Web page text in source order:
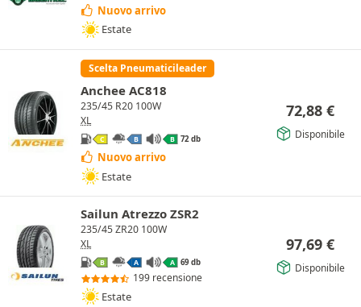
Nuovo arrivo
Estate
Scelta Pneumaticileader
Anchee AC818
235/45 R20 100W
XL
C B B 72 db
Nuovo arrivo
Estate
72,88 €
Disponibile
Sailun Atrezzo ZSR2
235/45 ZR20 100W
XL
B A A 69 db
199 recensione
Estate
97,69 €
Disponibile